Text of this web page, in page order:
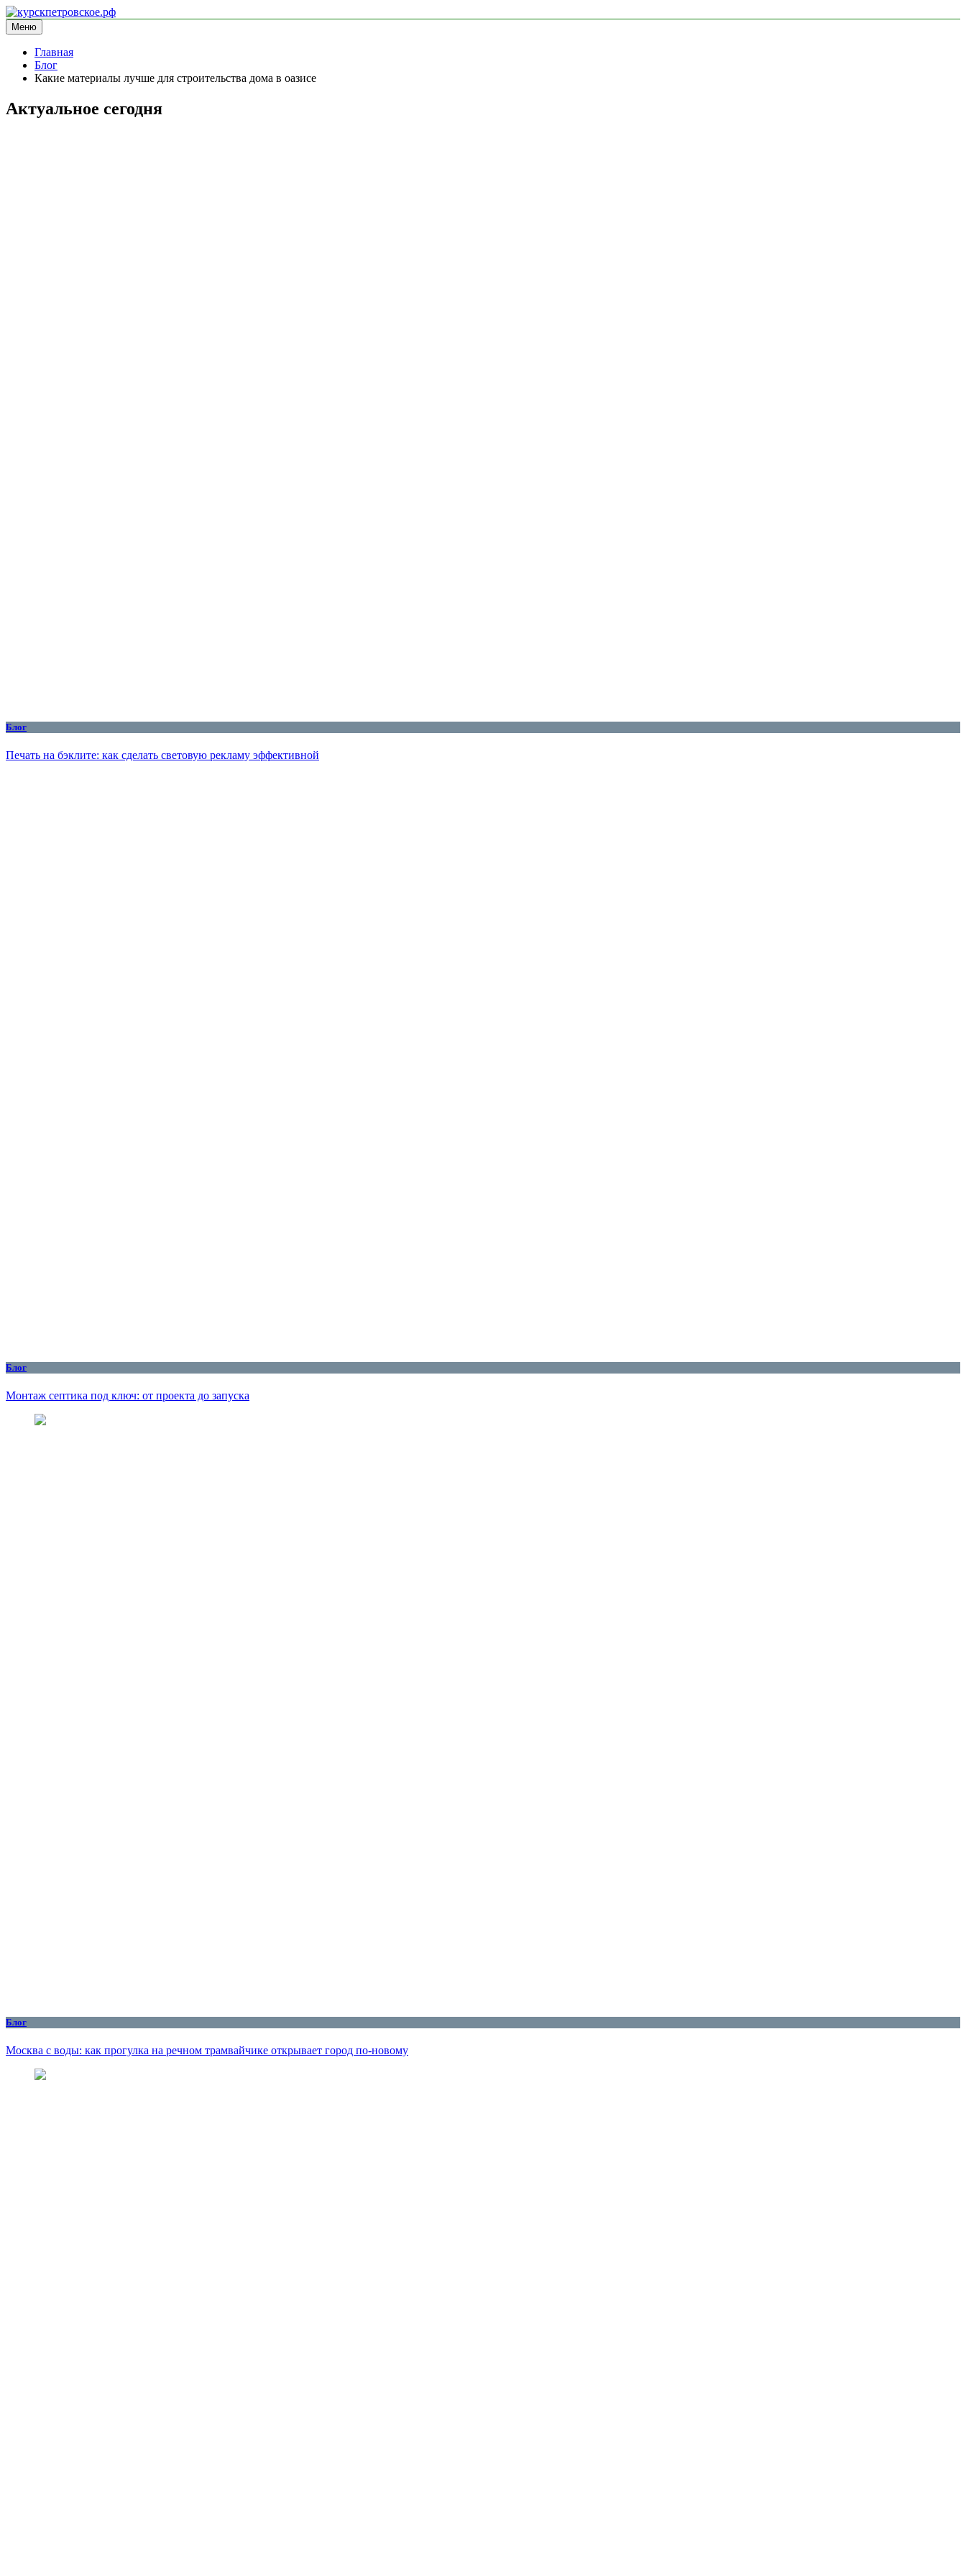
Перейти
к
содержимому
курскпетровское.рф
информационный сайт
Меню
Главная
Блог
Какие материалы лучше для строительства дома в оазисе
Актуальное сегодня
Блог
Печать на бэклите: как сделать световую рекламу эффективной
Блог
Монтаж септика под ключ: от проекта до запуска
Блог
Москва с воды: как прогулка на речном трамвайчике открывает город по‑новому